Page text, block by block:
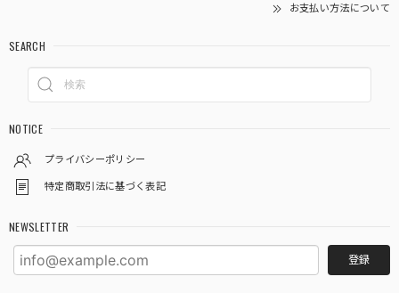
お支払い方法について
SEARCH
NOTICE
プライバシーポリシー
特定商取引法に基づく表記
NEWSLETTER
登録